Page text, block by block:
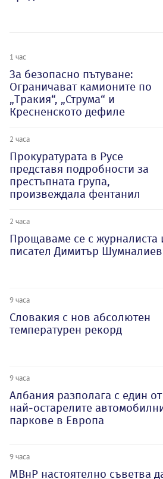
1 час
За безопасно пътуване:
Ограничават камионите по
„Тракия“, „Струма“ и
Кресненското дефиле
2 часа
Прокуратурата в Русе
представя подробности за
престъпната група,
произвеждала фентанил
2 часа
Прощаваме се с журналиста
писател Димитър Шумналиев
9 часа
Словакия с нов абсолютен
температурен рекорд
9 часа
Албания разполага с един от
най-остарелите
паркове в Европа
9 часа
МВнР настоятелно съветва